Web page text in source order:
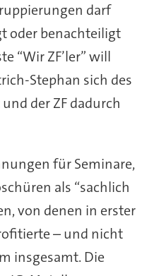
darf
oder benachteiligt
“Wir ZF’ler” will
Stephan sich des
der ZF dadurch
für Seminare,
als “sachlich
von denen in erster
– und nicht
insgesamt. Die